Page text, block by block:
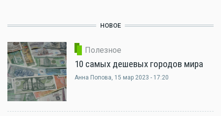
НОВОЕ
Полезное
10 самых дешевых городов мира
Анна Попова, 15 мар 2023 - 17:20